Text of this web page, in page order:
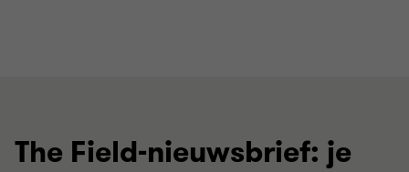
The Field-nieuwsbrief: je